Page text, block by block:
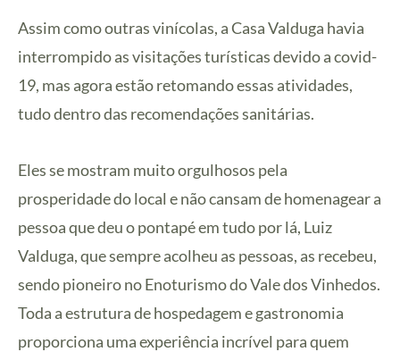
Assim como outras vinícolas, a Casa Valduga havia
interrompido as visitações turísticas devido a covid-
19, mas agora estão retomando essas atividades,
tudo dentro das recomendações sanitárias.
Eles se mostram muito orgulhosos pela
prosperidade do local e não cansam de homenagear a
pessoa que deu o pontapé em tudo por lá, Luiz
Valduga, que sempre acolheu as pessoas, as recebeu,
sendo pioneiro no Enoturismo do Vale dos Vinhedos.
Toda a estrutura de hospedagem e gastronomia
proporciona uma experiência incrível para quem